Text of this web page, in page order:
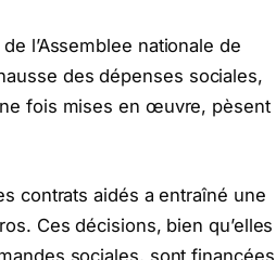
l’Assemblee nationale de
des dépenses sociales,
fois mises en œuvre, pèsent
contrats aidés a entraîné une
Ces décisions, bien qu’elles
sociales, sont financées